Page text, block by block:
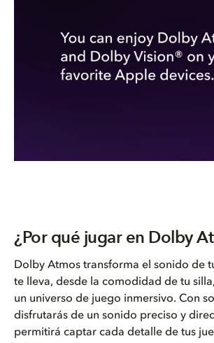
¿Por qué jugar en Dolby
Dolby Atmos transforma el sonido de
te lleva, desde la comodidad de tu
un universo de juego inmersivo. Con
disfrutarás de un sonido preciso y
permitirá captar cada detalle de tus